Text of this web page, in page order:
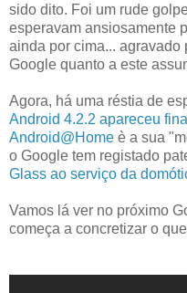
sido dito. Foi um rude
esperavam ansiosamente
ainda por cima...
Google quanto a este
Agora, há uma réstia de
Android 4.2.2 apareceu
Android@Home è a sua
o Google tem registado
Glass ao serviço da
Vamos lá ver no próximo
começa a concretizar o